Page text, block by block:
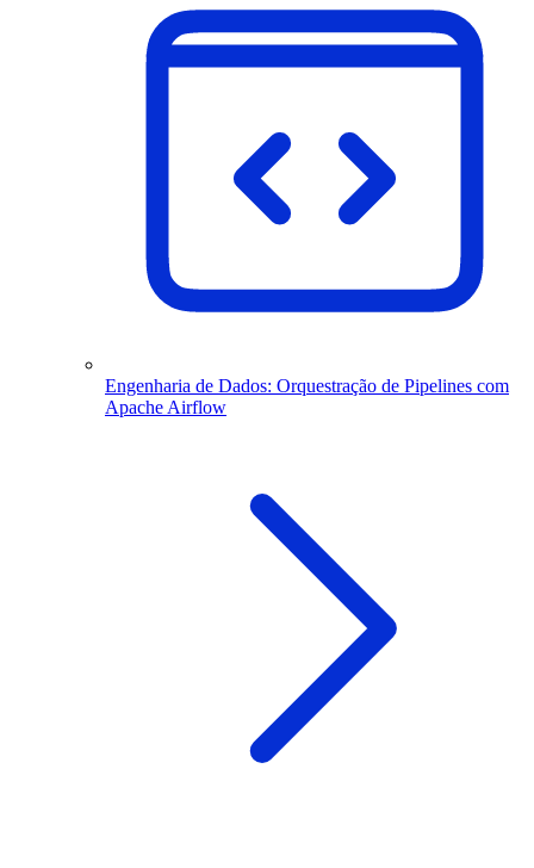
Engenharia de Dados: Orquestração de Pipelines com
Apache Airflow